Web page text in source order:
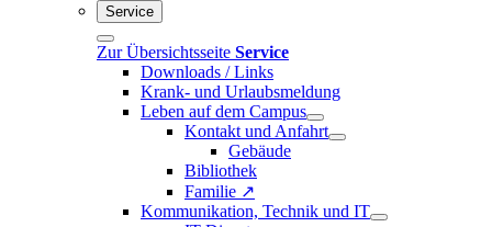
Service
Zur Übersichtsseite Service
Downloads / Links
Krank- und Urlaubsmeldung
Leben auf dem Campus
Kontakt und Anfahrt
Gebäude
Bibliothek
Familie ↗
Kommunikation, Technik und IT